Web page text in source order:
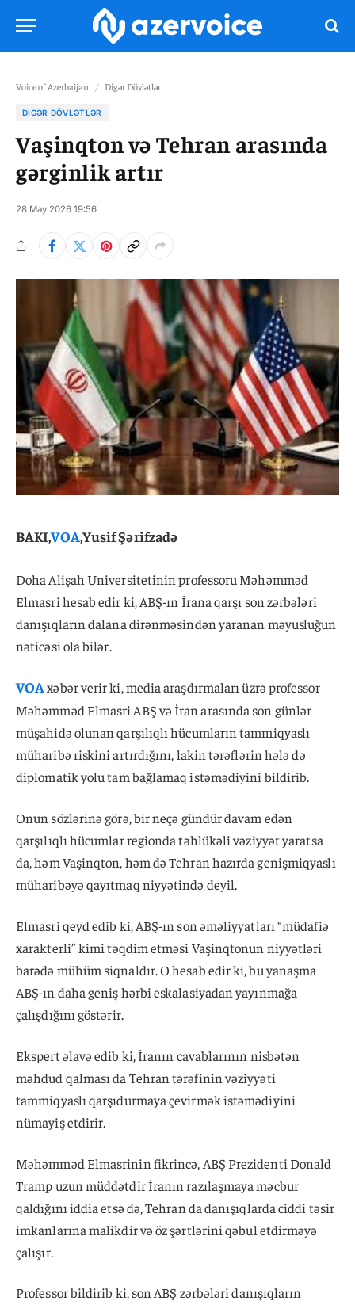
Voice of Azerbaijan / Digər Dövlətlər
DIGƏR DÖVLƏTLƏR
Vaşinqton və Tehran arasında
gərginlik artır
28 May 2026 19:56
BAKI,VOA,Yusif Şərifzadə
Doha Alişah Universitetinin professoru Məhəmməd
Elmasri hesab edir ki, ABŞ-ın İrana qarşı son zərbələri
danışıqların dalana dirənməsindən yaranan məyusluğun
nəticəsi ola bilər.
VOAxəbər verir ki, media araşdırmaları üzrə professor
Məhəmməd Elmasri ABŞ və İran arasında son günlər
müşahidə olunan qarşılıqlı hücumların tammiqyaslı
müharibə riskini artırdığını, lakin tərəflərin hələ də
diplomatik yolu tam bağlamaq istəmədiyini bildirib.
Onun sözlərinə görə, bir neçə gündür davam edən
qarşılıqlı hücumlar regionda təhlükəli vəziyyət yaratsa
da, həm Vaşinqton, həm də Tehran hazırda genişmiqyaslı
müharibəyə qayıtmaq niyyətində deyil.
Elmasri qeyd edib ki, ABŞ-ın son əməliyyatları “müdafiə
xarakterli” kimi təqdim etməsi Vaşinqtonun niyyətləri
barədə mühüm siqnaldır. O hesab edir ki, bu yanaşma
ABŞ-ın daha geniş hərbi eskalasiyadan yayınmağa
çalışdığını göstərir.
Ekspert əlavə edib ki, İranın cavablarının nisbətən
məhdud qalması da Tehran tərəfinin vəziyyəti
tammiqyaslı qarşıdurmaya çevirmək istəmədiyini
nümayiş etdirir.
Məhəmməd Elmasrinin fikrincə, ABŞ Prezidenti Donald
Tramp uzun müddətdir İranın razılaşmaya məcbur
qaldığını iddia etsə də, Tehran da danışıqlarda ciddi təsir
imkanlarına malikdir və öz şərtlərini qəbul etdirməyə
çalışır.
Professor bildirib ki, son ABŞ zərbələri danışıqların